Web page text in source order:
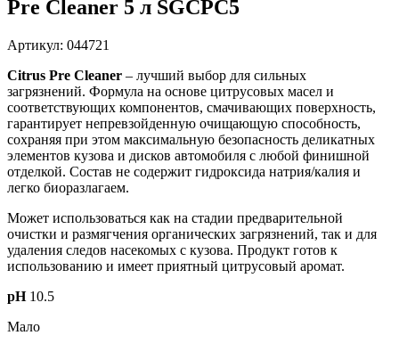
Pre Cleaner 5 л SGCPC5
Артикул: 044721
Citrus Pre Cleaner – лучший выбор для сильных
загрязнений. Формула на основе цитрусовых масел и
соответствующих компонентов, смачивающих поверхность,
гарантирует непревзойденную очищающую способность,
сохраняя при этом максимальную безопасность деликатных
элементов кузова и дисков автомобиля с любой финишной
отделкой. Состав не содержит гидроксида натрия/калия и
легко биоразлагаем.
Может использоваться как на стадии предварительной
очистки и размягчения органических загрязнений, так и для
удаления следов насекомых с кузова. Продукт готов к
использованию и имеет приятный цитрусовый аромат.
pH10.5
Мало